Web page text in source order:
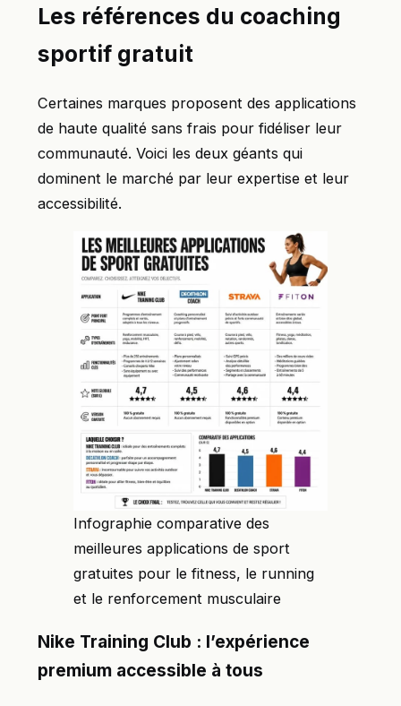
Les références du coaching
sportif gratuit
Certaines marques proposent des applications
de haute qualité sans frais pour fidéliser leur
communauté. Voici les deux géants qui
dominent le marché par leur expertise et leur
accessibilité.
Infographie comparative des
meilleures applications de sport
gratuites pour le fitness, le running
et le renforcement musculaire
Nike Training Club : l’expérience
premium accessible à tous